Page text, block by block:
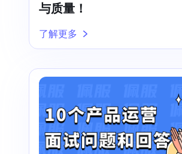
与质量！
了解更多